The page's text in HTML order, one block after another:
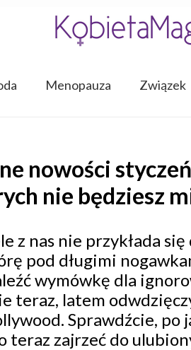
Menopauza Związek
nowości
nie będziesz
z nas nie przykłada
pod długimi
wymówkę dla
teraz, latem
Sprawdźcie,
teraz zajrzeć do